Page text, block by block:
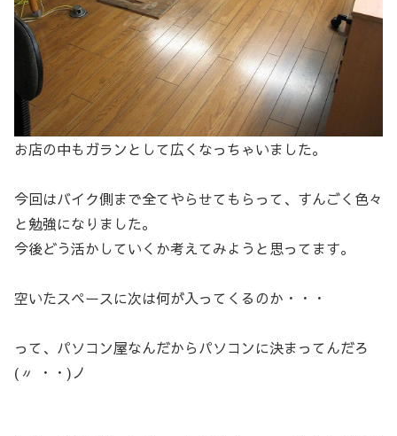
お店の中もガランとして広くなっちゃいました。
今回はバイク側まで全てやらせてもらって、すんごく色々
と勉強になりました。
今後どう活かしていくか考えてみようと思ってます。
空いたスペースに次は何が入ってくるのか・・・
って、パソコン屋なんだからパソコンに決まってんだろ
(〃 ・・)ノ